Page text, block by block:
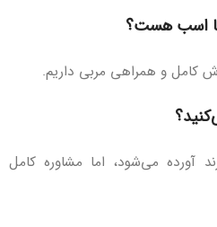
با اسب هست؟
کامل و همراهی مربی داریم.
آورده می‌شود، اما مشاوره کامل